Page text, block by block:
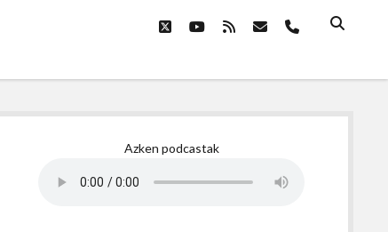
twitteryoutube
rss emailphone
Azken podcastak